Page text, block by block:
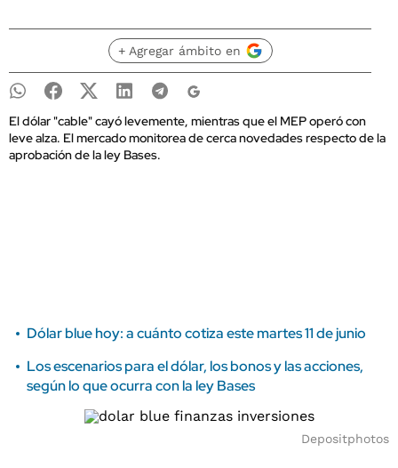
+ Agregar ámbito en
El dólar "cable" cayó levemente, mientras que el MEP operó con
leve alza. El mercado monitorea de cerca novedades respecto de la
aprobación de la ley Bases.
Dólar blue hoy: a cuánto cotiza este martes 11 de junio
Los escenarios para el dólar, los bonos y las acciones,
según lo que ocurra con la ley Bases
Depositphotos